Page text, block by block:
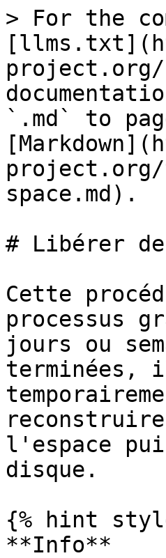
> For the
`.md` to
space.md).
# Libérer
Cette
processus
jours ou
terminées,
l'espace
disque.
{% hint
**Info**